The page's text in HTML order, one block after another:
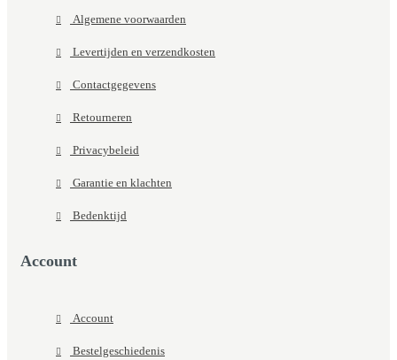
Algemene voorwaarden
Levertijden en verzendkosten
Contactgegevens
Retourneren
Privacybeleid
Garantie en klachten
Bedenktijd
Account
Account
Bestelgeschiedenis